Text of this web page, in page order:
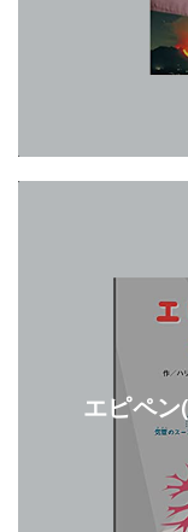
エピペン